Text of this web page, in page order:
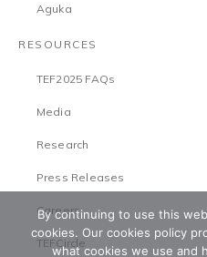
Aguka
RESOURCES
TEF2025 FAQs
Media
Research
Press Releases
Careers
TEFCircle
By continuing to use this
cookies. Our cookies policy
what cookies we use and